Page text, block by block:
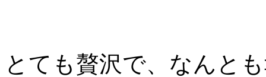
とても贅沢で、なんと